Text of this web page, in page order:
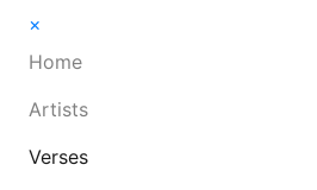
×
Home
Artists
Verses